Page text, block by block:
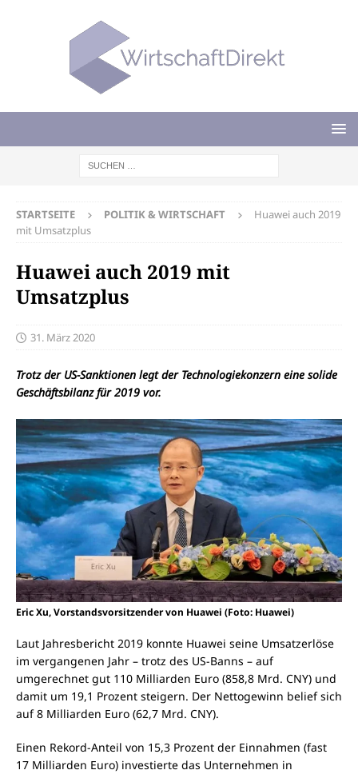
STARTSEITE POLITIK & WIRTSCHAFT
Huawei auch 2019
mit Umsatzplus
Huawei auch 2019 mit
Umsatzplus
31. März 2020
Trotz der US-Sanktionen legt der Technologiekonzern eine solide
Geschäftsbilanz für 2019 vor.
Eric Xu, Vorstandsvorsitzender von Huawei (Foto: Huawei)
Laut Jahresbericht 2019 konnte Huawei seine Umsatzerlöse
im vergangenen Jahr – trotz des US-Banns – auf
umgerechnet gut 110 Milliarden Euro (858,8 Mrd. CNY) und
damit um 19,1 Prozent steigern. Der Nettogewinn belief sich
auf 8 Milliarden Euro (62,7 Mrd. CNY).
Einen Rekord-Anteil von 15,3 Prozent der Einnahmen (fast
17 Milliarden Euro) investierte das Unternehmen in